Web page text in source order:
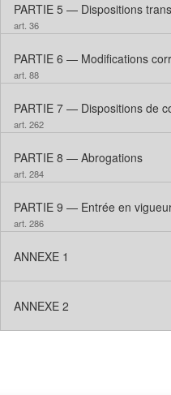
PARTIE 5 — Dispositions
art. 36
PARTIE 6 — Modifications
art. 88
PARTIE 7 — Dispositions de
art. 262
PARTIE 8 — Abrogations
art. 284
PARTIE 9 — Entrée en
art. 286
ANNEXE 1
ANNEXE 2